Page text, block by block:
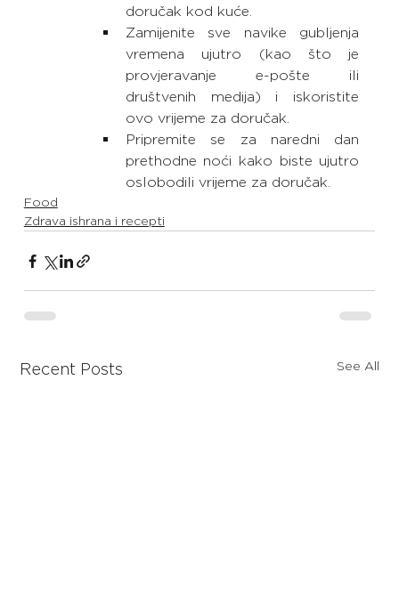
doručak kod kuće.
Zamijenite sve navike gubljenja
vremena ujutro (kao što je
provjeravanje e-pošte ili
društvenih medija) i iskoristite
ovo vrijeme za doručak.
Pripremite se za naredni dan
prethodne noći kako biste ujutro
oslobodili vrijeme za doručak.
Food
Zdrava ishrana i recepti
Recent Posts See All